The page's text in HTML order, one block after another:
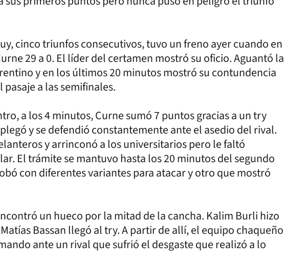
cinco triunfos consecutivos, tuvo un freno ayer cuando en
29 a 0. El líder del certamen mostró su oficio. Aguantó la
y en los últimos 20 minutos mostró su contundencia
a las semifinales.
a los 4 minutos, Curne sumó 7 puntos gracias a un try
y se defendió constantemente ante el asedio del rival.
y arrinconó a los universitarios pero le faltó
El trámite se mantuvo hasta los 20 minutos del segundo
con diferentes variantes para atacar y otro que mostró
un hueco por la mitad de la cancha. Kalim Burli hizo
Bassan llegó al try. A partir de allí, el equipo chaqueño
ante un rival que sufrió el desgaste que realizó a lo